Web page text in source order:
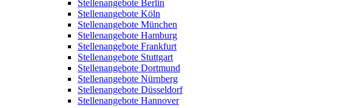
Stellenangebote Berlin
Stellenangebote Köln
Stellenangebote München
Stellenangebote Hamburg
Stellenangebote Frankfurt
Stellenangebote Stuttgart
Stellenangebote Dortmund
Stellenangebote Nürnberg
Stellenangebote Düsseldorf
Stellenangebote Hannover